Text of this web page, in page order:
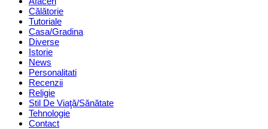
Călătorie
Tutoriale
Casa/Gradina
Diverse
Istorie
News
Personalitati
Recenzii
Religie
Stil De Viaţă/Sănătate
Tehnologie
Contact